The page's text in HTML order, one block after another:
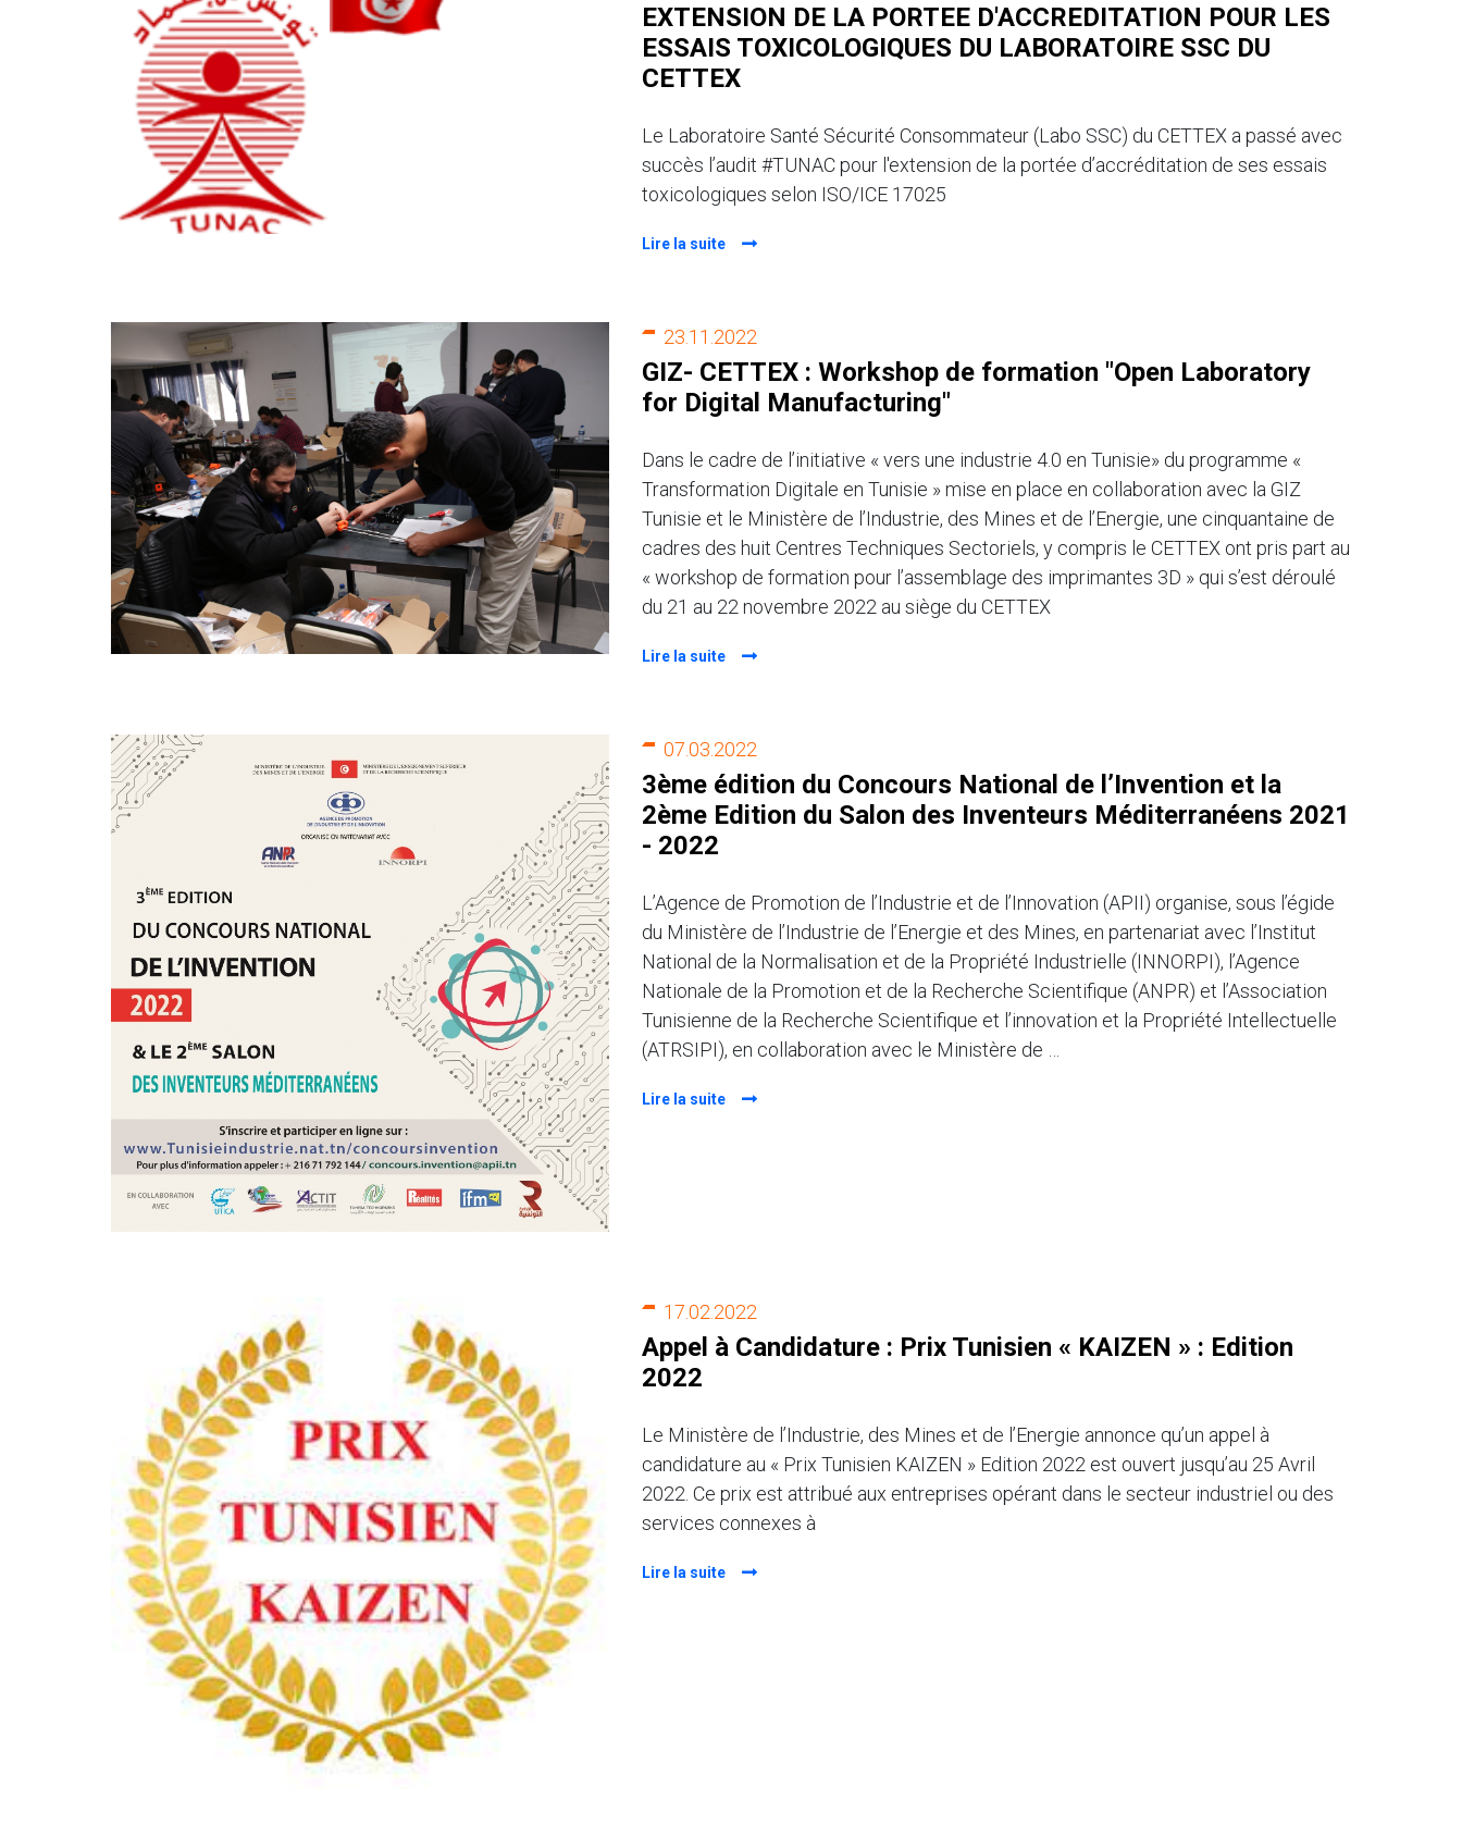
EXTENSION DE LA PORTEE D'ACCREDITATION POUR LES
ESSAIS TOXICOLOGIQUES DU LABORATOIRE SSC DU
CETTEX
Le Laboratoire Santé Sécurité Consommateur (Labo SSC) du CETTEX a passé avec
succès l’audit #TUNAC pour l'extension de la portée d’accréditation de ses essais
toxicologiques selon ISO/ICE 17025
Lire la suite
23.11.2022
GIZ- CETTEX : Workshop de formation "Open Laboratory
for Digital Manufacturing"
Dans le cadre de l’initiative « vers une industrie 4.0 en Tunisie» du programme «
Transformation Digitale en Tunisie » mise en place en collaboration avec la GIZ
Tunisie et le Ministère de l’Industrie, des Mines et de l’Energie, une cinquantaine de
cadres des huit Centres Techniques Sectoriels, y compris le CETTEX ont pris part au
« workshop de formation pour l’assemblage des imprimantes 3D » qui s’est déroulé
du 21 au 22 novembre 2022 au siège du CETTEX
Lire la suite
07.03.2022
3ème édition du Concours National de l’Invention et la
2ème Edition du Salon des Inventeurs Méditerranéens 2021
- 2022
L’Agence de Promotion de l’Industrie et de l’Innovation (APII) organise, sous l’égide
du Ministère de l’Industrie de l’Energie et des Mines, en partenariat avec l’Institut
National de la Normalisation et de la Propriété Industrielle (INNORPI), l’Agence
Nationale de la Promotion et de la Recherche Scientifique (ANPR) et l’Association
Tunisienne de la Recherche Scientifique et l’innovation et la Propriété Intellectuelle
(ATRSIPI), en collaboration avec le Ministère de …
Lire la suite
17.02.2022
Appel à Candidature : Prix Tunisien « KAIZEN » : Edition
2022
Le Ministère de l’Industrie, des Mines et de l’Energie annonce qu’un appel à
candidature au « Prix Tunisien KAIZEN » Edition 2022 est ouvert jusqu’au 25 Avril
2022. Ce prix est attribué aux entreprises opérant dans le secteur industriel ou des
services connexes à
Lire la suite